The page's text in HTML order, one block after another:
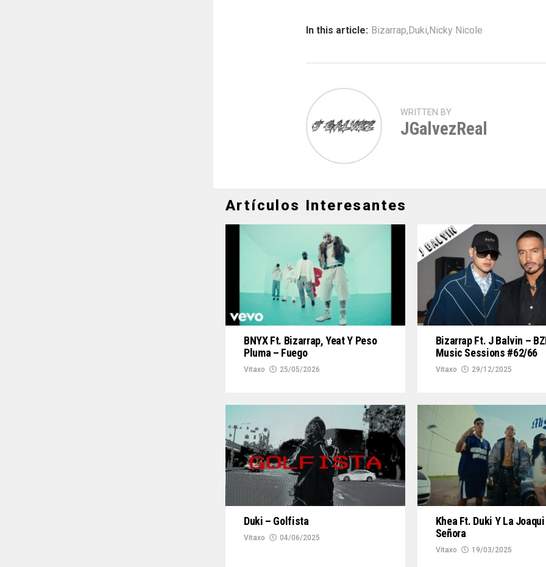
In this article: Bizarrap,Duki,Nicky Nicole
WRITTEN BY
JGalvezReal
Artículos Interesantes
BNYX Ft. Bizarrap, Yeat Y Peso
Pluma – Fuego
Vitaxo 25/05/2026
Bizarrap Ft. J Balvin –
Music Sessions #62/66
Vitaxo 29/12/2025
Duki – Golfista
Vitaxo 04/06/2025
Khea Ft. Duki Y La
Señora
Vitaxo 19/03/2025